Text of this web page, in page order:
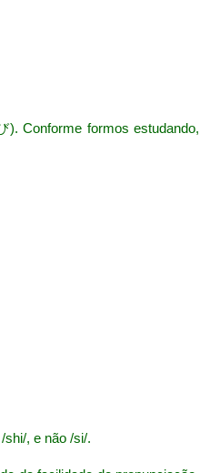
Conforme formos estudando,
shi/, e não /si/.